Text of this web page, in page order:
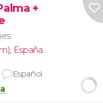
+
, España
Español